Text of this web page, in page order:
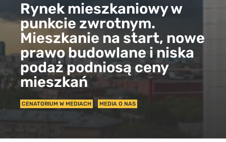
AKTUALNOŚCI
KONTAKT
Rynek mieszkaniowy w
punkcie zwrotnym.
Mieszkanie na start, nowe
prawo budowlane i niska
podaż podniosą ceny
mieszkań
CENATORIUM W MEDIACH MEDIA O NAS